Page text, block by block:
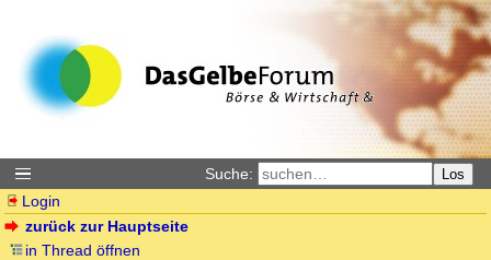
Suche: Los
Login
zurück zur Hauptseite
in Thread öffnen